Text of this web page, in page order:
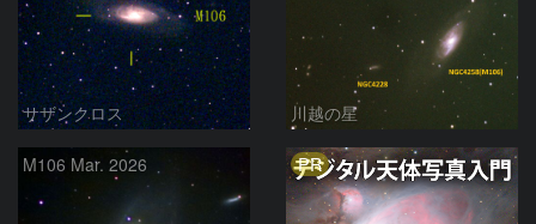
サザンクロス 川越の星
M106 Mar. 2026 PR